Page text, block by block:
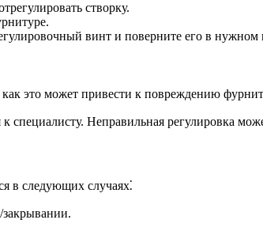
створку.
винт и поверните его в нужном
это может привести к повреждению
специалисту. Неправильная регулировка
в следующих случаях⁚